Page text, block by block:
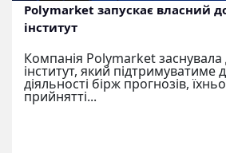
Polymarket запускає власний
інститут
Компанія Polymarket заснувала
інститут, який підтримуватиме
діяльності бірж прогнозів,
прийнятті...